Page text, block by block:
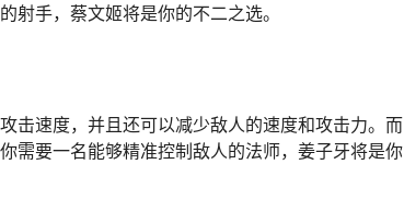
射手，蔡文姬将是你的不二之选。
击速度，并且还可以减少敌人的速度和攻击力。而
需要一名能够精准控制敌人的法师，姜子牙将是你